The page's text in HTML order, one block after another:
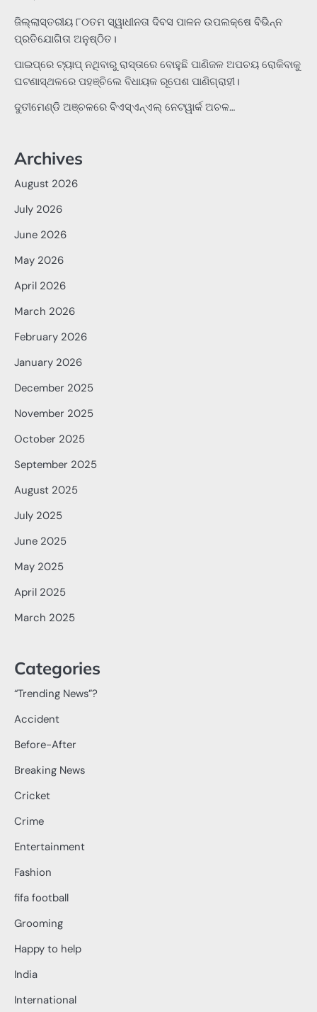
ଜିଲ୍ଲାସ୍ତରୀୟ ୮୦ତମ ସ୍ୱାଧୀନତା ଦିବସ ପାଳନ ଉପଲକ୍ଷେ ବିଭିନ୍ନ
ପ୍ରତିଯୋଗିତା ଅନୁଷ୍ଠିତ।
ପାଇପ୍‌ରେ ଟ୍ୟାପ୍‌ ନଥିବାରୁ ରାସ୍ତାରେ ବୋହୁଛି ପାଣିଜଳ ଅପଚୟ ରୋକିବାକୁ
ଘଟଣାସ୍ଥଳରେ ପହଞ୍ଚିଲେ ବିଧାୟକ ରୂପେଶ ପାଣିଗ୍ରାହୀ।
ଦୁତୀମେଣ୍ଡି ଅଞ୍ଚଳରେ ବିଏସ୍‌ଏନ୍‌ଏଲ୍‌ ନେଟୱାର୍କ ଅଚଳ…
Archives
August 2026
July 2026
June 2026
May 2026
April 2026
March 2026
February 2026
January 2026
December 2025
November 2025
October 2025
September 2025
August 2025
July 2025
June 2025
May 2025
April 2025
March 2025
Categories
“Trending News”?
Accident
Before-After
Breaking News
Cricket
Crime
Entertainment
Fashion
fifa football
Grooming
Happy to help
India
International